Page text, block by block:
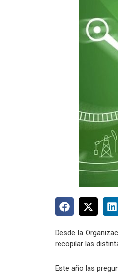
Desde la
recopilar las
Este año las